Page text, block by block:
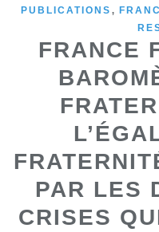
PUBLICATIONS ,
FRANCE
PAR LES
CRISES